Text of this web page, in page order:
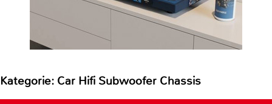
Kategorie: Car Hifi Subwoofer Chassis